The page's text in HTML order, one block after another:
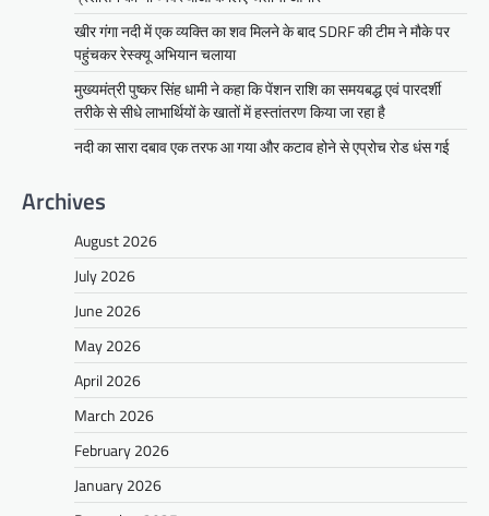
खीर गंगा नदी में एक व्यक्ति का शव मिलने के बाद SDRF की टीम ने मौके पर
पहुंचकर रेस्क्यू अभियान चलाया
मुख्यमंत्री पुष्कर सिंह धामी ने कहा कि पेंशन राशि का समयबद्ध एवं पारदर्शी
तरीके से सीधे लाभार्थियों के खातों में हस्तांतरण किया जा रहा है
नदी का सारा दबाव एक तरफ आ गया और कटाव होने से एप्रोच रोड धंस गई
Archives
August 2026
July 2026
June 2026
May 2026
April 2026
March 2026
February 2026
January 2026